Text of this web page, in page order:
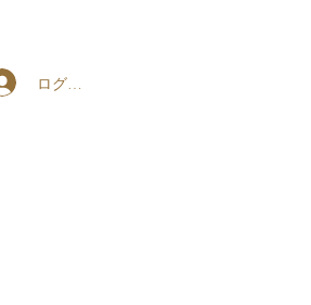
ログイン